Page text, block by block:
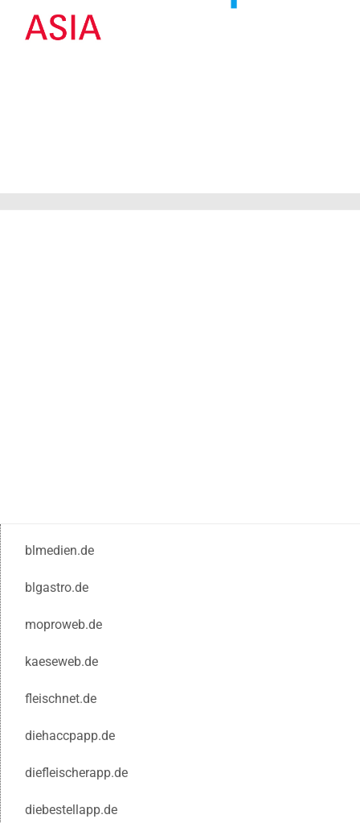
blmedien.de
blgastro.de
moproweb.de
kaeseweb.de
fleischnet.de
diehaccpapp.de
diefleischerapp.de
diebestellapp.de